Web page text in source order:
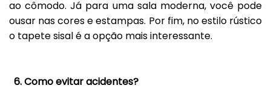
ao cômodo. Já para uma sala moderna, você pode
ousar nas cores e estampas. Por fim, no estilo rústico
o tapete sisal é a opção mais interessante.
6. Como evitar acidentes?